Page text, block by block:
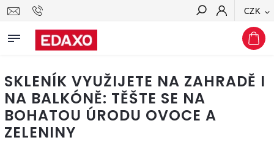
CZK
Hledat
SKLENÍK VYUŽIJETE NA ZAHRADĚ I
NA BALKÓNĚ: TĚŠTE SE NA
BOHATOU ÚRODU OVOCE A
ZELENINY